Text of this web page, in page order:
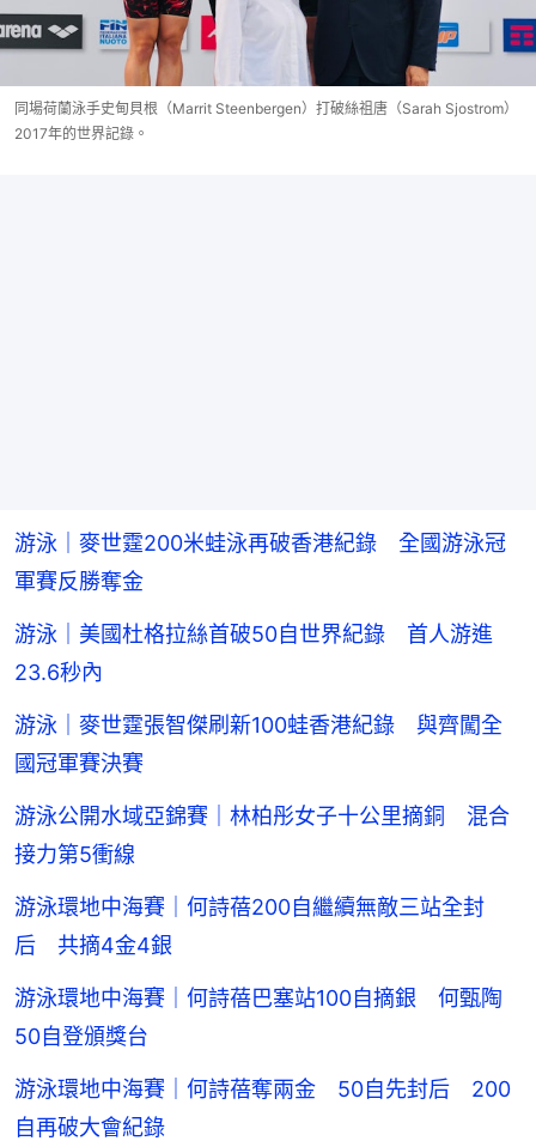
同場荷蘭泳手史甸貝根（Marrit Steenbergen）打破絲祖唐（Sarah Sjostrom）
2017年的世界記錄。
游泳｜麥世霆200米蛙泳再破香港紀錄 全國游泳冠
軍賽反勝奪金
游泳｜美國杜格拉絲首破50自世界紀錄 首人游進
23.6秒內
游泳｜麥世霆張智傑刷新100蛙香港紀錄 與齊闖全
國冠軍賽決賽
游泳公開水域亞錦賽｜林柏彤女子十公里摘銅 混合
接力第5衝線
游泳環地中海賽｜何詩蓓200自繼續無敵三站全封
后 共摘4金4銀
游泳環地中海賽｜何詩蓓巴塞站100自摘銀 何甄陶
50自登頒獎台
游泳環地中海賽｜何詩蓓奪兩金 50自先封后 200
自再破大會紀錄